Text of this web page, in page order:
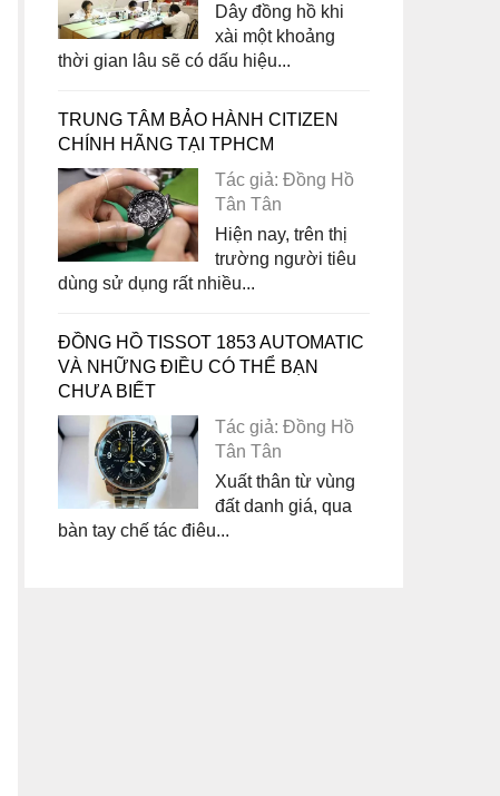
Dây đồng hồ khi
xài một khoảng
thời gian lâu sẽ có dấu hiệu...
TRUNG TÂM BẢO HÀNH CITIZEN
CHÍNH HÃNG TẠI TPHCM
Tác giả: Đồng Hồ
Tân Tân
Hiện nay, trên thị
trường người tiêu
dùng sử dụng rất nhiều...
ĐỒNG HỒ TISSOT 1853 AUTOMATIC
VÀ NHỮNG ĐIỀU CÓ THỂ BẠN
CHƯA BIẾT
Tác giả: Đồng Hồ
Tân Tân
Xuất thân từ vùng
đất danh giá, qua
bàn tay chế tác điêu...